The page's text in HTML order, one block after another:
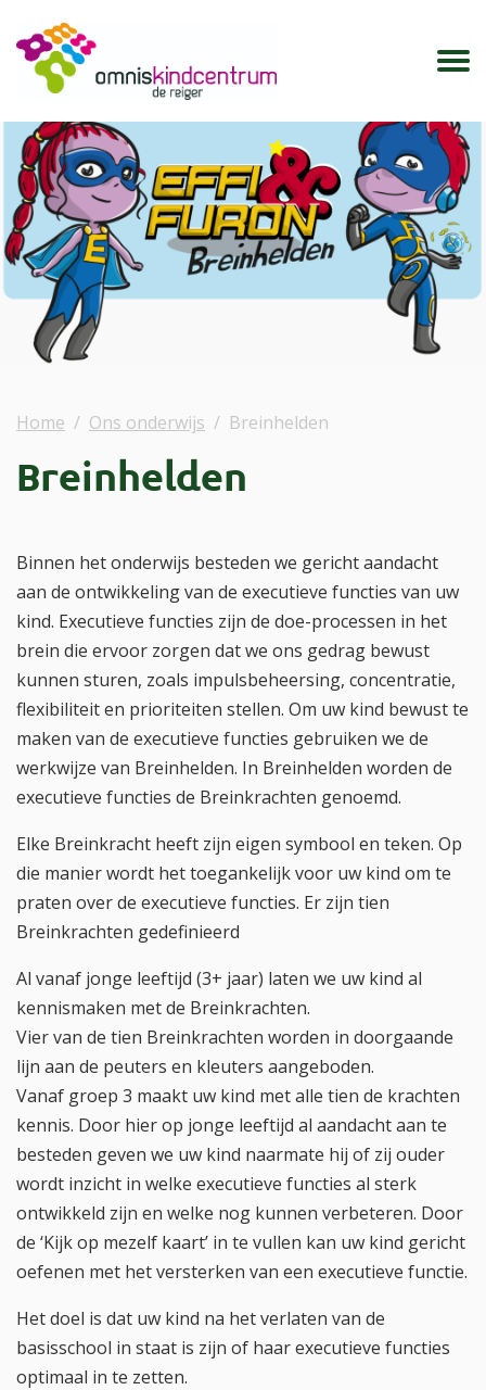
Home Ons onderwijs Breinhelden
Breinhelden
Binnen het onderwijs besteden we gericht aandacht
aan de ontwikkeling van de executieve functies van uw
kind. Executieve functies zijn de doe-processen in het
brein die ervoor zorgen dat we ons gedrag bewust
kunnen sturen, zoals impulsbeheersing, concentratie,
flexibiliteit en prioriteiten stellen. Om uw kind bewust te
maken van de executieve functies gebruiken we de
werkwijze van Breinhelden. In Breinhelden worden de
executieve functies de Breinkrachten genoemd.
Elke Breinkracht heeft zijn eigen symbool en teken. Op
die manier wordt het toegankelijk voor uw kind om te
praten over de executieve functies. Er zijn tien
Breinkrachten gedefinieerd
Al vanaf jonge leeftijd (3+ jaar) laten we uw kind al
kennismaken met de Breinkrachten.
Vier van de tien Breinkrachten worden in doorgaande
lijn aan de peuters en kleuters aangeboden.
Vanaf groep 3 maakt uw kind met alle tien de krachten
kennis. Door hier op jonge leeftijd al aandacht aan te
besteden geven we uw kind naarmate hij of zij ouder
wordt inzicht in welke executieve functies al sterk
ontwikkeld zijn en welke nog kunnen verbeteren. Door
de ‘Kijk op mezelf kaart’ in te vullen kan uw kind gericht
oefenen met het versterken van een executieve functie.
Het doel is dat uw kind na het verlaten van de
basisschool in staat is zijn of haar executieve functies
optimaal in te zetten.